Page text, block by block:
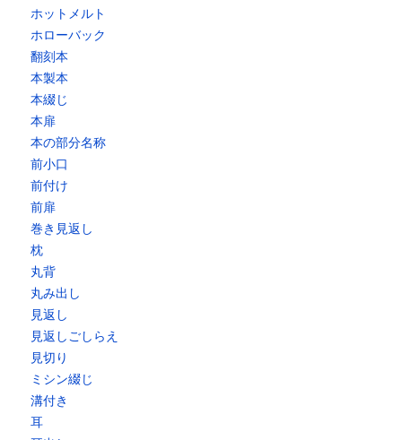
ホットメルト
ホローバック
翻刻本
本製本
本綴じ
本扉
本の部分名称
前小口
前付け
前扉
巻き見返し
枕
丸背
丸み出し
見返し
見返しごしらえ
見切り
ミシン綴じ
溝付き
耳